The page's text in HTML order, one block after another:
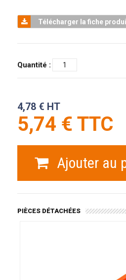
Télécharger la fiche
Quantité :
4,78 € HT
5,74 € TTC
Ajouter au
PIÈCES DÉTACHÉES